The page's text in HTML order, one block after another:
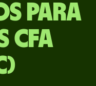
para
CFA